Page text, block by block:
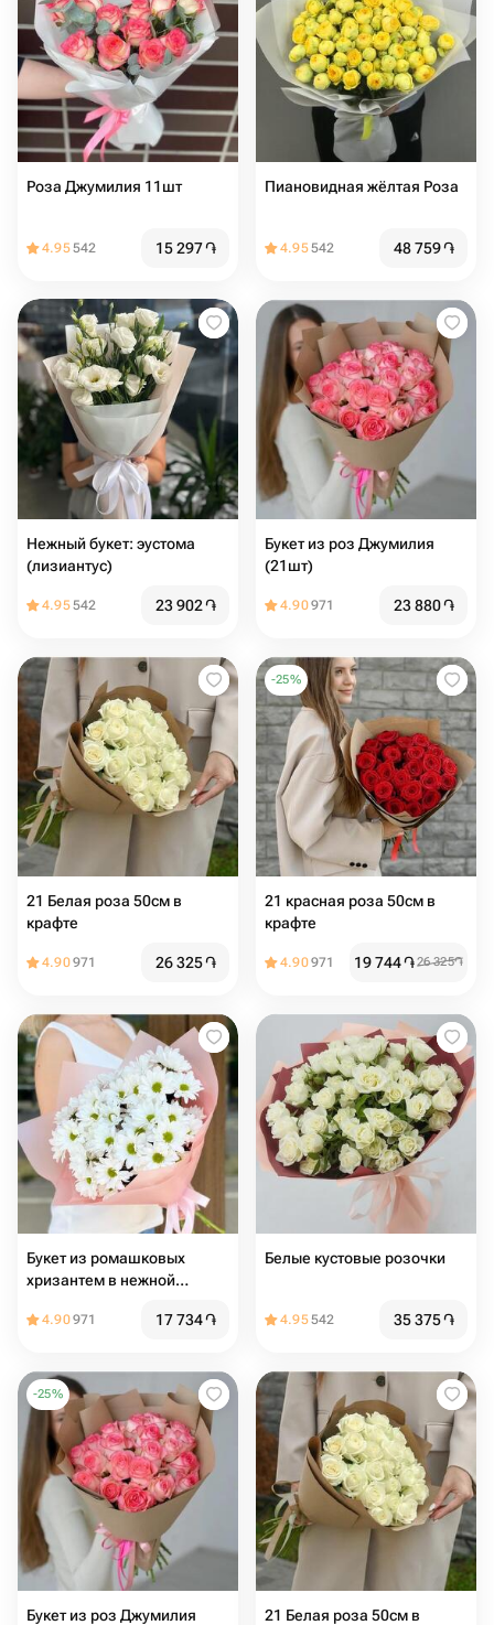
Роза Джумилия 11шт
4.95542 15 297֏
Пиановидная жёлтая Роза
4.95542 48 759֏
Нежный букет: эустома
(лизиантус)
4.95542 23 902֏
Букет из роз Джумилия
(21шт)
4.90971 23 880֏
21 Белая роза 50см в
крафте
4.90971 26 325֏
-25%
21 красная роза 50см в
крафте
4.90971 19 744֏26 325֏
Букет из ромашковых
хризантем в нежной
4.90971 17 734֏
Белые кустовые розочки
4.95542 35 375֏
-25%
Букет из роз Джумилия
21 Белая роза 50см в